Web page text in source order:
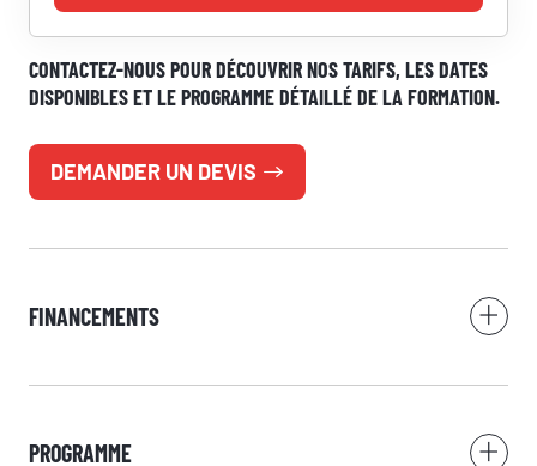
CONTACTEZ-NOUS POUR DÉCOUVRIR NOS TARIFS, LES DATES
DISPONIBLES ET LE PROGRAMME DÉTAILLÉ DE LA FORMATION.
DEMANDER UN DEVIS
FINANCEMENTS
PROGRAMME